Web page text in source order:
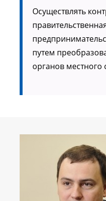
Осуществлять
путем
органов